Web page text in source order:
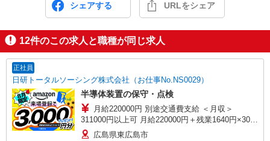
シェアする URLをシェア
12件のこの求人と職種が同じ求人
正社員
日研トータルソーシング株式会社（お仕事No.NS0029）
半導体装置の保守・点検
月給220000円 別途交通費支給 ＜月収＞
311000円以上可 月給220000円＋残業1640円×30H
＋休出1640円×16H＋深夜328円×50H
広島県東広島市